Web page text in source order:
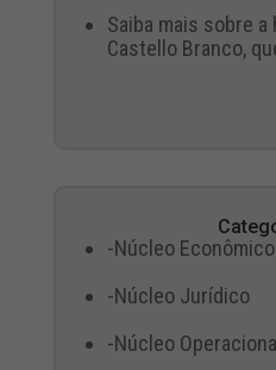
Saiba mais sobre
Castello Branco,
-Núcleo Econômico
-Núcleo Jurídico
-Núcleo Operacional